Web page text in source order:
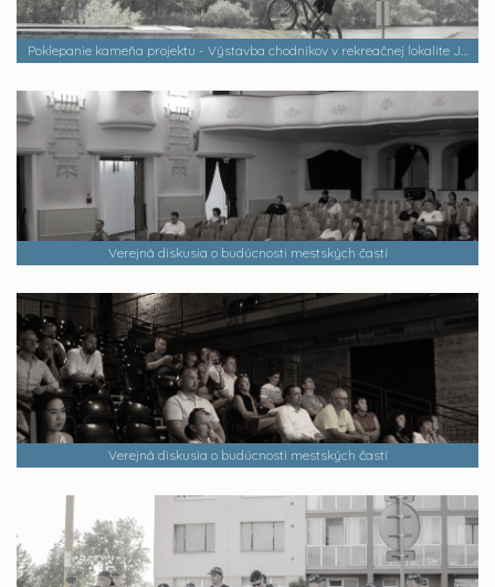
Poklepanie kameňa projektu - Výstavba chodníkov v rekreačnej lokalite Jazero
Verejná diskusia o budúcnosti mestských častí
Verejná diskusia o budúcnosti mestských častí